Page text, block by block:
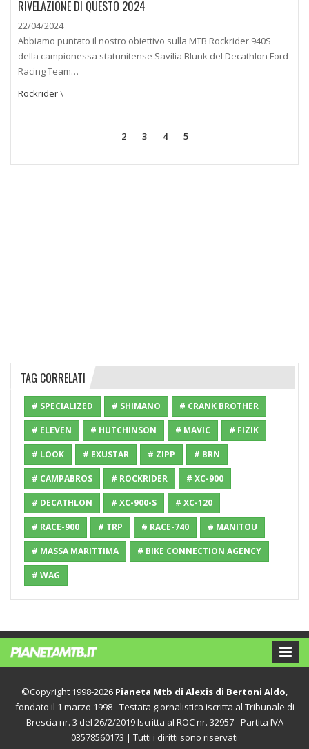
RIVELAZIONE DI QUESTO 2024
22/04/2024
Abbiamo puntato il nostro obiettivo sulla MTB Rockrider 940S
della campionessa statunitense Savilia Blunk del Decathlon Ford
Racing Team…
Rockrider\
2 3 4 5
TAG CORRELATI
# SPECIALIZED # SHIMANO # CRANK BROTHER
# ELEVEN # HUTCHINSON # MAVIC # FIZIK
# LOOK # EXUSTAR # ZIPP # BRN
# CAMPABROS # ROCKRIDER # XC-900
# DECATHLON # XC-900-S # XC-120
# RACE-900 # TRP # RACE-740 # MANITOU
# MASSA MARITTIMA # BIKE CONNECTION AGENCY
# WAG
©Copyright 1998-2026 Pianeta Mtb di Alexis di Bertoni Aldo
fondato il 1 marzo 1998 - Testata giornalistica iscritta al Tribunale di
Brescia nr. 3 del 26/2/2019 Iscritta al ROC nr. 32957 - Partita IVA
03578560173 | Tutti i diritti sono riservati